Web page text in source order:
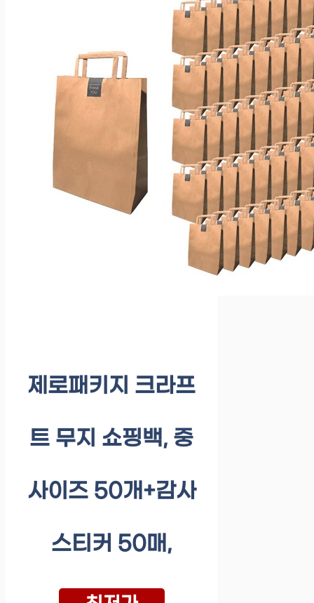
제로패키지 크라프
트 무지 쇼핑백, 중
사이즈 50개+감사
스티커 50매,